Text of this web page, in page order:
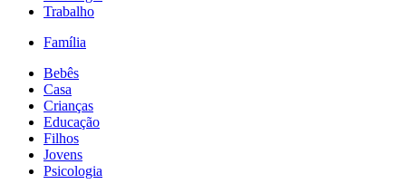
Trabalho
Família
Bebês
Casa
Crianças
Educação
Filhos
Jovens
Psicologia